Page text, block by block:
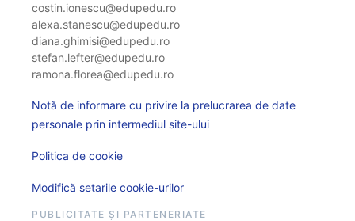
costin.ionescu@edupedu.ro
alexa.stanescu@edupedu.ro
diana.ghimisi@edupedu.ro
stefan.lefter@edupedu.ro
ramona.florea@edupedu.ro
Notă de informare cu privire la prelucrarea de date
personale prin intermediul site-ului
Politica de cookie
Modifică setarile cookie-urilor
PUBLICITATE ȘI PARTENERIATE